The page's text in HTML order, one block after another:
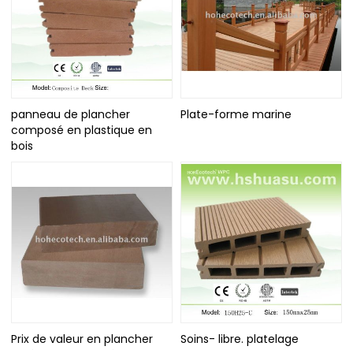
panneau de plancher
composé en plastique en
bois
Plate-forme marine
Prix de valeur en plancher
Soins- libre. platelage